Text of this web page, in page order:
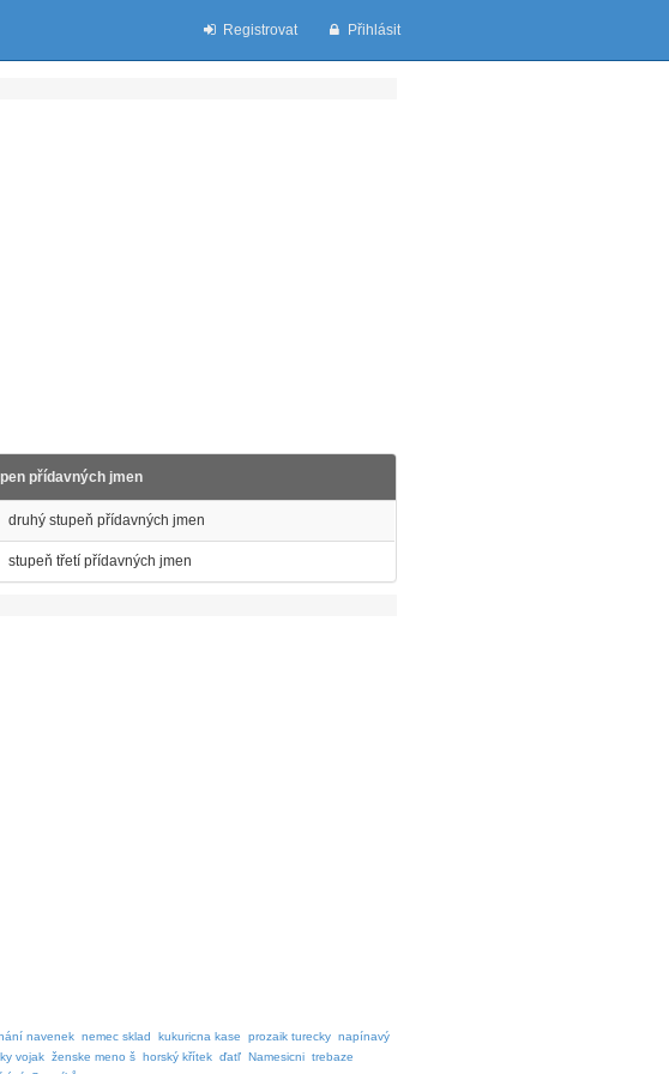
Registrovat Přihlásit
přídavných jmen
druhý stupeň přídavných jmen
stupeň třetí přídavných jmen
navenek nemec sklad kukuricna kase prozaik turecky napínavý
vojak ženske meno š horský křítek ďatľ Namesicni trebaze